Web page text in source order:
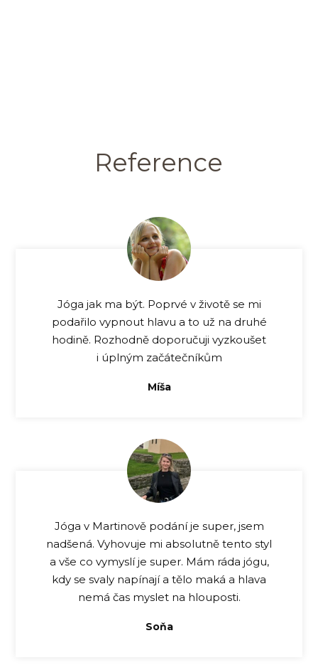
Reference
Jóga jak ma být. Poprvé v životě se mi
podařilo vypnout hlavu a to už na druhé
hodině. Rozhodně doporučuji vyzkoušet
i úplným začátečníkům
Míša
Jóga v Martinově podání je super, jsem
nadšená. Vyhovuje mi absolutně tento styl
a vše co vymyslí je super. Mám ráda jógu,
kdy se svaly napínají a tělo maká a hlava
nemá čas myslet na hlouposti.
Soňa